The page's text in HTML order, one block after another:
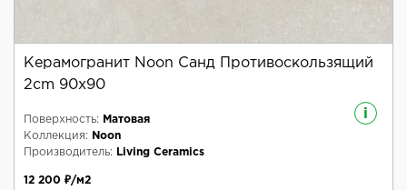
Керамогранит Noon Санд Противоскользящий
2cm 90x90
i
Поверхность:
Матовая
Коллекция:
Noon
Производитель:
Living Ceramics
12 200 ₽/м2